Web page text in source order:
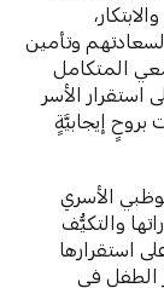
وتأمين
المتكامل
الأسر
إيجابيَّةٍ
الأسري
والتكيُّف
استقرارها
في